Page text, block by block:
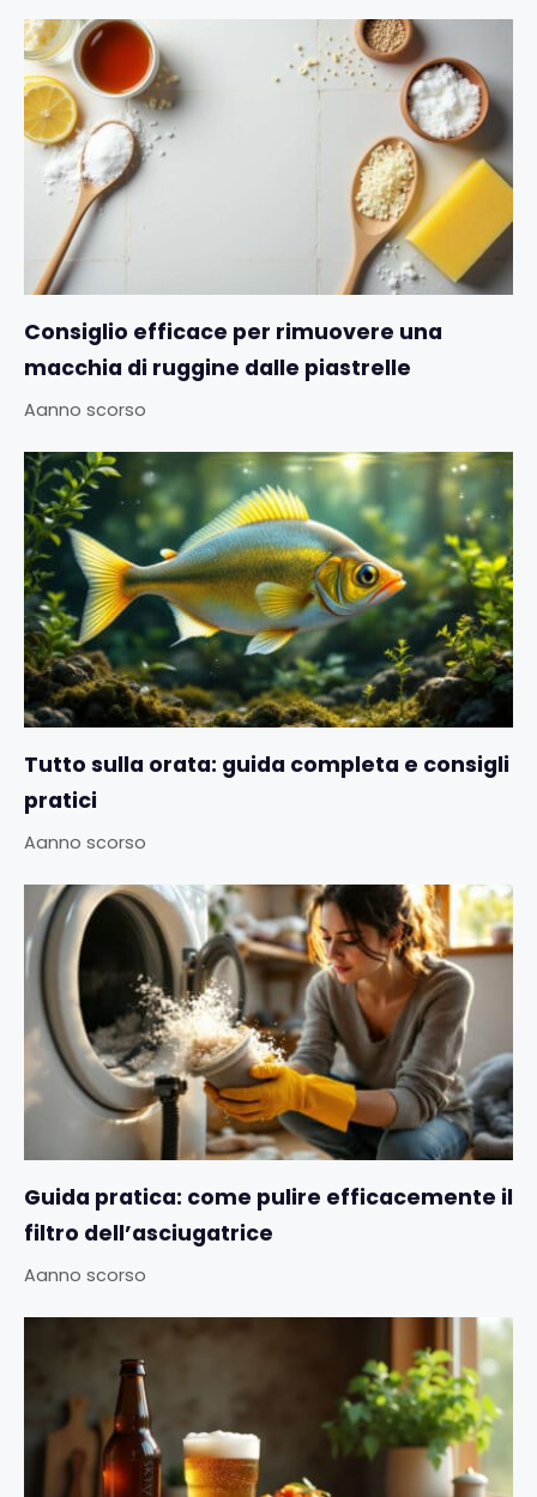
Consiglio efficace per rimuovere una
macchia di ruggine dalle piastrelle
Aanno scorso
Tutto sulla orata: guida completa e consigli
pratici
Aanno scorso
Guida pratica: come pulire efficacemente il
filtro dell’asciugatrice
Aanno scorso